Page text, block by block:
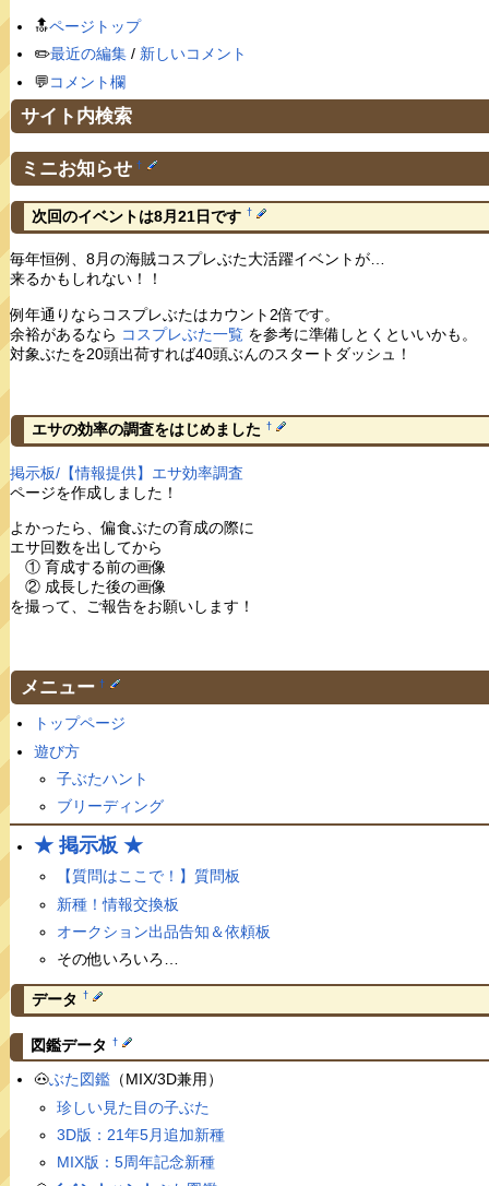
🔝ページトップ
✏️最近の編集/ 新しいコメント
💬コメント欄
サイト内検索
ミニお知らせ †
次回のイベントは8月21日です †
毎年恒例、8月の海賊コスプレぶた大活躍イベントが…
来るかもしれない！！
例年通りならコスプレぶたはカウント2倍です。
余裕があるなら コスプレぶた一覧を参考に準備しとくといいかも。
対象ぶたを20頭出荷すれば40頭ぶんのスタートダッシュ！
エサの効率の調査をはじめました †
掲示板/【情報提供】エサ効率調査
ページを作成しました！
よかったら、偏食ぶたの育成の際に
エサ回数を出してから
① 育成する前の画像
② 成長した後の画像
を撮って、ご報告をお願いします！
メニュー †
トップページ
遊び方
子ぶたハント
ブリーディング
★ 掲示板 ★
【質問はここで！】質問板
新種！情報交換板
オークション出品告知＆依頼板
その他いろいろ…
データ †
図鑑データ †
🐽ぶた図鑑（MIX/3D兼用）
珍しい見た目の子ぶた
3D版：21年5月追加新種
MIX版：5周年記念新種